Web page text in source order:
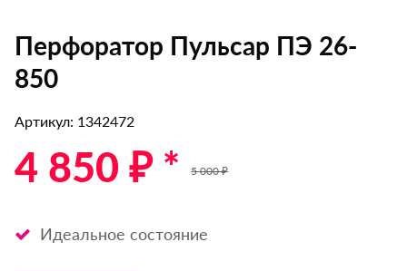
Перфоратор Пульсар ПЭ 26-
850
Артикул: 1342472
4 850 ₽ * 5 000 ₽
Идеальное состояние